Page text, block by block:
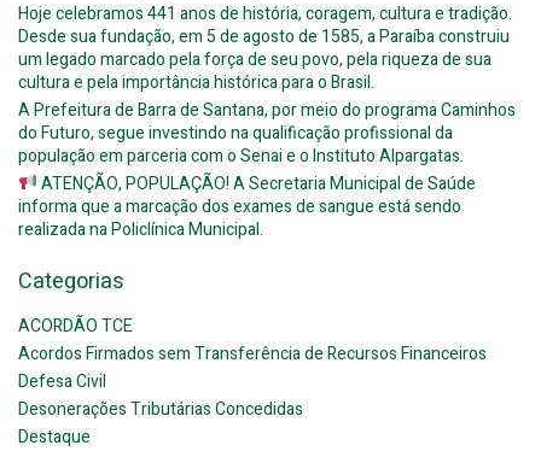
Hoje celebramos 441 anos de história, coragem, cultura e tradição.
Desde sua fundação, em 5 de agosto de 1585, a Paraíba construiu
um legado marcado pela força de seu povo, pela riqueza de sua
cultura e pela importância histórica para o Brasil.
A Prefeitura de Barra de Santana, por meio do programa Caminhos
do Futuro, segue investindo na qualificação profissional da
população em parceria com o Senai e o Instituto Alpargatas.
ATENÇÃO, POPULAÇÃO! A Secretaria Municipal de Saúde
informa que a marcação dos exames de sangue está sendo
realizada na Policlínica Municipal.
Categorias
ACORDÃO TCE
Acordos Firmados sem Transferência de Recursos Financeiros
Defesa Civil
Desonerações Tributárias Concedidas
Destaque